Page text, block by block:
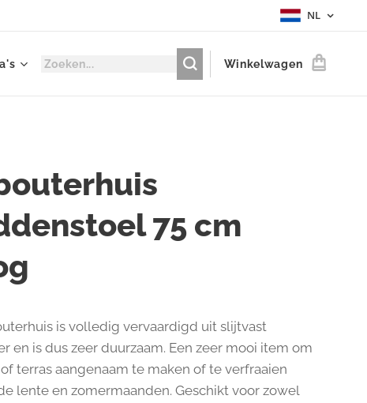
NL
Winkelwagen
75 cm
is volledig vervaardigd uit slijtvast
en is dus zeer duurzaam. Een zeer mooi item om
terras aangenaam te maken of te verfraaien
lente en zomermaanden. Geschikt voor zowel